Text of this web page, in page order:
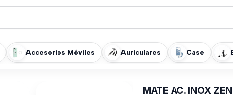
Accesorios Móviles Auriculares Case
MATE AC. INOX